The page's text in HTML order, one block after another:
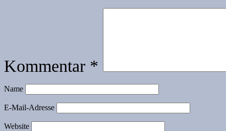
Kommentar *
Name
E-Mail-Adresse
Website